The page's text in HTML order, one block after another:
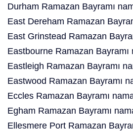
Durham Ramazan Bayramı
East Dereham Ramazan
East Grinstead Ramazan
Eastbourne Ramazan Bayramı
Eastleigh Ramazan Bayramı
Eastwood Ramazan Bayramı
Eccles Ramazan Bayramı
Egham Ramazan Bayramı
Ellesmere Port Ramazan